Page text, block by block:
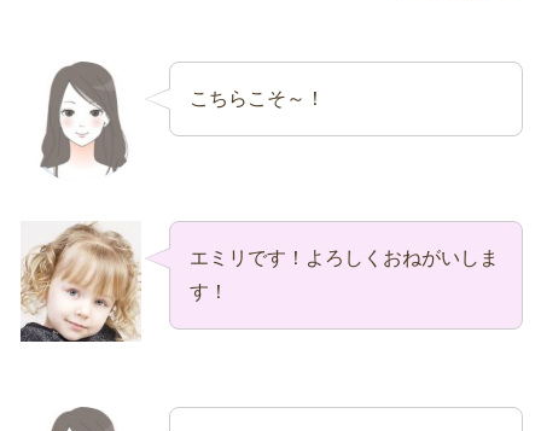
こちらこそ～！
エミリです！よろしくおねがいしま
す！